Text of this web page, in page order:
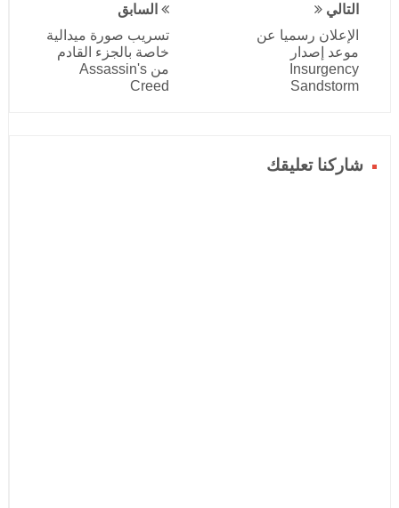
التالي
الإعلان رسميا عن
موعد إصدار
Insurgency
Sandstorm
السابق
تسريب صورة ميدالية
خاصة بالجزء القادم
من Assassin's
Creed
شاركنا تعليقك